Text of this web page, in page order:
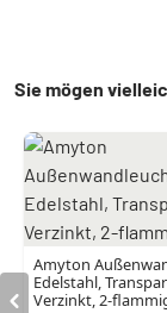
Sie mögen
Amyton
Edelstahl,
Verzinkt, 2-